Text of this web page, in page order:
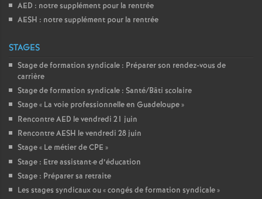
AED : notre supplément pour la rentrée
AESH : notre supplément pour la rentrée
STAGES
Stage de formation syndicale : Préparer son rendez-vous de
carrière
Stage de formation syndicale : Santé/Bâti scolaire
Stage « La voie professionnelle en Guadeloupe»
Rencontre AED le vendredi 21 juin
Rencontre AESH le vendredi 28 juin
Stage « Le métier de CPE »
Stage : Etre assistant·e d’éducation
Stage : Préparer sa retraite
Les stages syndicaux ou «congés de formation syndicale»